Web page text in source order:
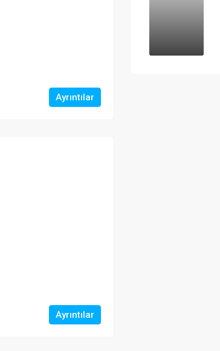
Ayrıntılar
Ayrıntılar